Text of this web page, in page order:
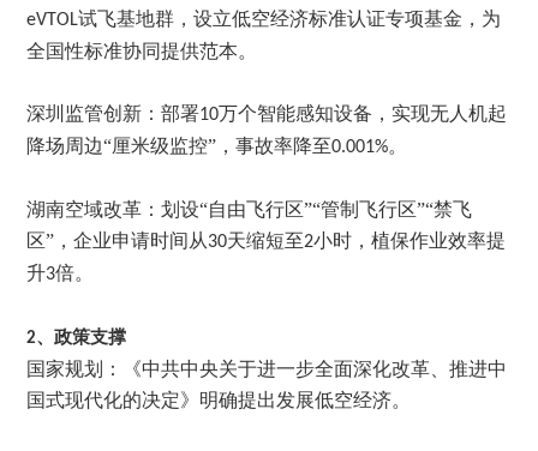
eVTOL试飞基地群，设立低空经济标准认证专项基金，为
全国性标准协同提供范本。
深圳监管创新：部署10万个智能感知设备，实现无人机起
降场周边“厘米级监控”，事故率降至0.001%。
湖南空域改革：划设“自由飞行区”“管制飞行区”“禁飞
区”，企业申请时间从30天缩短至2小时，植保作业效率提
升3倍。
2、政策支撑
国家规划：《中共中央关于进一步全面深化改革、推进中
国式现代化的决定》明确提出发展低空经济。